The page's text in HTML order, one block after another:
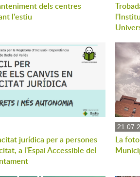
dels centres
l'estiu
jurídica per a persones
a l'Espai Accessible del
La